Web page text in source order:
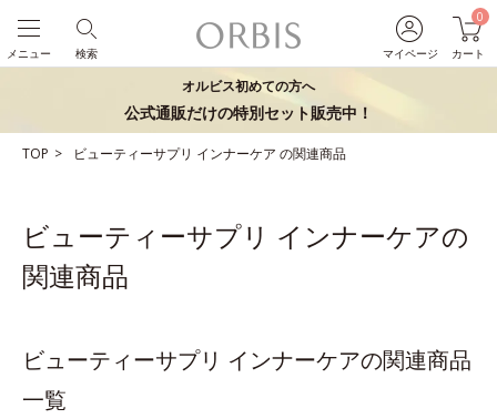
マイページ
0
カート
検索
メニュー
オルビス初めての方へ
公式通販だけの特別セット販売中！
TOP ビューティーサプリ インナーケア の関連商品
ビューティーサプリ インナーケアの
関連商品
ビューティーサプリ インナーケアの関連商品
一覧